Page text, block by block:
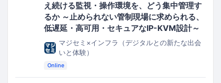
え続ける監視・操作環境を、どう集中管理す
るか ～止められない管制現場に求められる、
低遅延・高可用・セキュアなIP-KVM設計～
マジセミ×インフラ（デジタルとの新たな出会
いと体験）
Online